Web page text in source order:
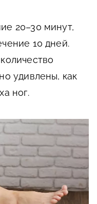
20–30 минут,
10 дней.
удивлены, как
ног.